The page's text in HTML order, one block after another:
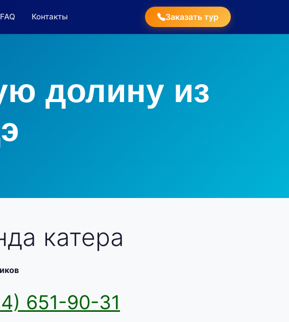
FAQ Контакты Заказать тур
долину из
катера
651-90-31